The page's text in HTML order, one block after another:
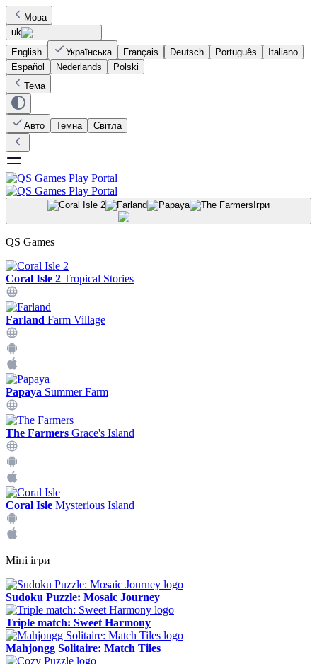
Мова
uk
English
Українська Français Deutsch Português
Italiano
Español
Nederlands
Polski
Тема
Авто Темна Світла
Ігри
QS Games
Coral Isle 2 Tropical Stories
Farland Farm Village
Papaya Summer Farm
The Farmers Grace's Island
Coral Isle Mysterious Island
Міні ігри
Sudoku Puzzle: Mosaic Journey
Triple match: Sweet Harmony
Mahjongg Solitaire: Match Tiles